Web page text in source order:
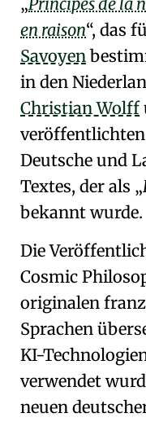
en raison , das
Savoyen
in den
Christian Wolff
veröffentlichten
Deutsche und
Textes, der als
bekannt wurde.
Die
Cosmic
originalen
Sprachen
KI-
verwendet
neuen